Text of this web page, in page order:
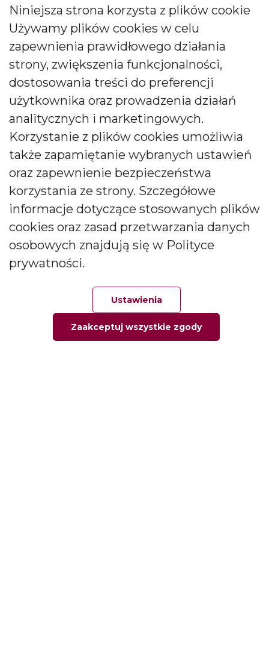
Ulubione Zamówienie
Polski producent świec zapachowych
Od kilkudziesięciu lat tworzymy świece, które zachwycają
pokolenia. Jesteśmy liderem produkcji świec ozdobnych i
zapachowych oraz dyfuzorów.
Social media
Informacje
Informacja o firmie
Kontakt
Pytania i odpowiedzi
Moje zamówienia
Niniejsza strona korzysta z plików cookie
Używamy plików cookies w celu
zapewnienia prawidłowego działania
strony, zwiększenia funkcjonalności,
dostosowania treści do preferencji
użytkownika oraz prowadzenia działań
analitycznych i marketingowych.
Korzystanie z plików cookies umożliwia
także zapamiętanie wybranych ustawień
oraz zapewnienie bezpieczeństwa
korzystania ze strony. Szczegółowe
informacje dotyczące stosowanych plików
cookies oraz zasad przetwarzania danych
osobowych znajdują się w Polityce
prywatności.
Ustawienia
Zaakceptuj wszystkie zgody